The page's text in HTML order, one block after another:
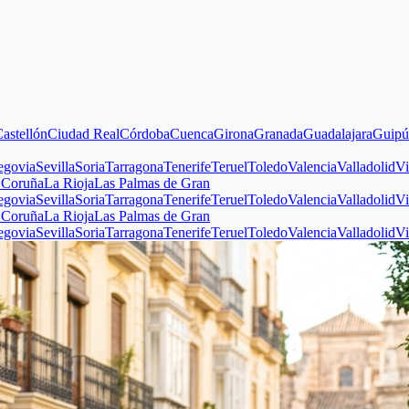
RealCórdobaCuencaGironaGranadaGuadalajaraGuipúzcoa
SoriaTarragonaTenerifeTeruelToledoValenciaValladolidVizcaya
RiojaLas Palmas de Gran
SoriaTarragonaTenerifeTeruelToledoValenciaValladolidVizcaya
RiojaLas Palmas de Gran
SoriaTarragonaTenerifeTeruelToledoValenciaValladolidVizcaya